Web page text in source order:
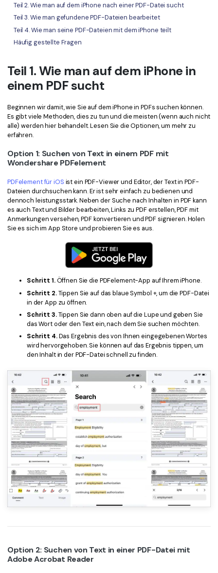
Teil 2. Wie man auf dem iPhone nach einer PDF-Datei sucht
Teil 3. Wie man gefundene PDF-Dateien bearbeitet
Teil 4. Wie man seine PDF-Dateien mit dem iPhone teilt
Häufig gestellte Fragen
Teil 1. Wie man auf dem iPhone in
einem PDF sucht
Beginnen wir damit, wie Sie auf dem iPhone in PDFs suchen können.
Es gibt viele Methoden, dies zu tun und die meisten (wenn auch nicht
alle) werden hier behandelt. Lesen Sie die Optionen, um mehr zu
erfahren.
Option 1: Suchen von Text in einem PDF mit
Wondershare PDFelement
PDFelement für iOS ist ein PDF-Viewer und Editor, der Text in PDF-
Dateien durchsuchen kann. Er ist sehr einfach zu bedienen und
dennoch leistungsstark. Neben der Suche nach Inhalten in PDF kann
es auch Text und Bilder bearbeiten, Links zu PDF erstellen, PDF mit
Anmerkungen versehen, PDF konvertieren und PDF signieren. Holen
Sie es sich im App Store und probieren Sie es aus.
Schritt 1.Öffnen Sie die PDFelement-App auf Ihrem iPhone.
Schritt 2.Tippen Sie auf das blaue Symbol +, um die PDF-Datei
in der App zu öffnen.
Schritt 3.Tippen Sie dann oben auf die Lupe und geben Sie
das Wort oder den Text ein, nach dem Sie suchen möchten.
Schritt 4.Das Ergebnis des von Ihnen eingegebenen Wortes
wird hervorgehoben. Sie können auf das Ergebnis tippen, um
den Inhalt in der PDF-Datei schnell zu finden.
Option 2: Suchen von Text in einer PDF-Datei mit
Adobe Acrobat Reader